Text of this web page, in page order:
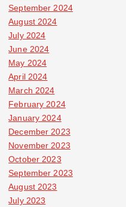
September 2024
August 2024
July 2024
June 2024
May 2024
April 2024
March 2024
February 2024
January 2024
December 2023
November 2023
October 2023
September 2023
August 2023
July 2023